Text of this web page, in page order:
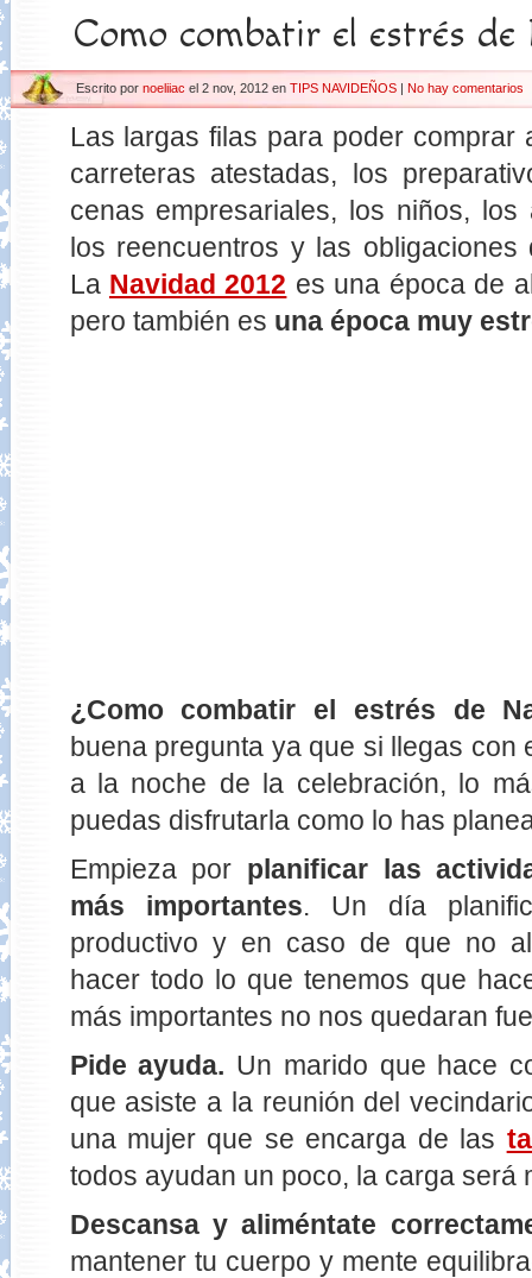
Como combatir el estrés de
Escrito por noeliiac el 2 nov, 2012 en TIPS NAVIDEÑOS| No hay comentarios
Las largas filas para poder comprar
carreteras atestadas, los
cenas empresariales, los niños, los
los reencuentros y las
La Navidad 2012 es una época de
pero también es una época muy
¿Como combatir el estrés de
buena pregunta ya que si llegas con
a la noche de la celebración, lo
puedas disfrutarla como lo has
Empieza por planificar las
más importantes. Un día
productivo y en caso de que no
hacer todo lo que tenemos que
más importantes no nos quedaran
Pide ayuda. Un marido que hace
que asiste a la reunión del
una mujer que se encarga de las
todos ayudan un poco, la carga será
Descansa y aliméntate
mantener tu cuerpo y mente